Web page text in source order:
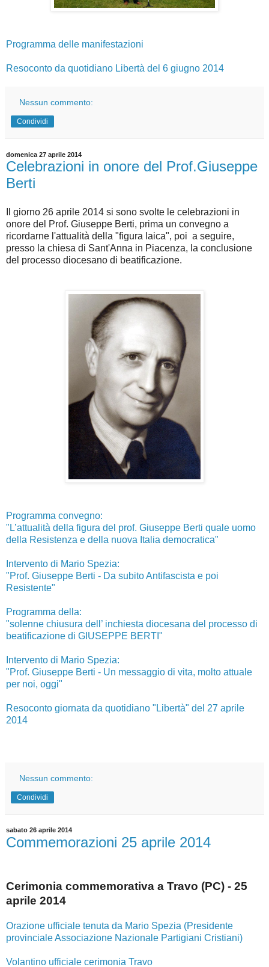
Programma delle manifestazioni
Resoconto da quotidiano Libertà del 6 giugno 2014
Nessun commento:
Condividi
domenica 27 aprile 2014
Celebrazioni in onore del Prof.Giuseppe
Berti
Il giorno 26 aprile 2014 si sono svolte le celebrazioni in
onore del Prof. Giuseppe Berti, prima un convegno a
ricordarne l'attualità della "figura laica", poi a seguire,
presso la chiesa di Sant'Anna in Piacenza, la conclusione
del processo diocesano di beatificazione.
Programma convegno:
"L’attualità della figura del prof. Giuseppe Berti quale uomo
della Resistenza e della nuova Italia democratica"
Intervento di Mario Spezia:
"Prof. Giuseppe Berti - Da subito Antifascista e poi
Resistente"
Programma della:
"solenne chiusura dell’ inchiesta diocesana del processo di
beatificazione di GIUSEPPE BERTI"
Intervento di Mario Spezia:
"Prof. Giuseppe Berti - Un messaggio di vita, molto attuale
per noi, oggi"
Resoconto giornata da quotidiano "Libertà" del 27 aprile
2014
Nessun commento:
Condividi
sabato 26 aprile 2014
Commemorazioni 25 aprile 2014
Cerimonia commemorativa a Travo (PC) - 25
aprile 2014
Orazione ufficiale tenuta da Mario Spezia (Presidente
provinciale Associazione Nazionale Partigiani Cristiani)
Volantino ufficiale cerimonia Travo